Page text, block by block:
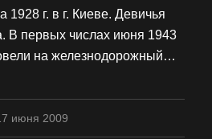
1928 г. в г. Киеве. Девичья
В первых числах июня 1943
на железнодорожный…
июня 2009